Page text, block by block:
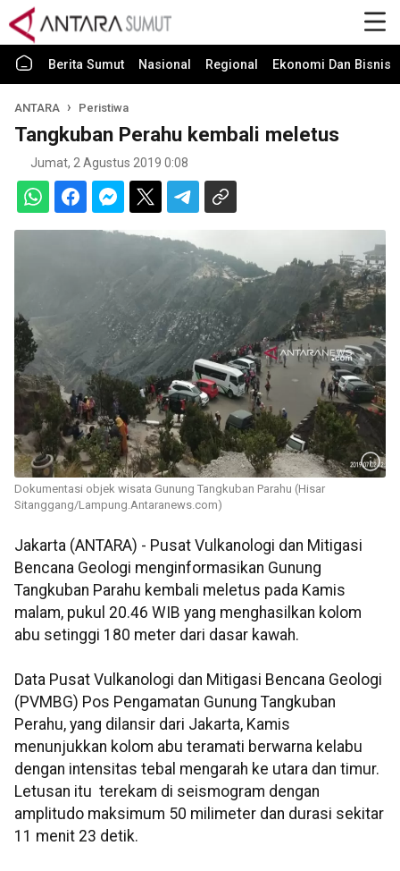
Berita Sumut Nasional Regional Ekonomi Dan Bisnis
ANTARA Peristiwa
Tangkuban Perahu kembali meletus
Jumat, 2 Agustus 2019 0:08
Dokumentasi objek wisata Gunung Tangkuban Parahu (Hisar
Sitanggang/Lampung.Antaranews.com)
Jakarta (ANTARA) - Pusat Vulkanologi dan Mitigasi
Bencana Geologi menginformasikan Gunung
Tangkuban Parahu kembali meletus pada Kamis
malam, pukul 20.46 WIB yang menghasilkan kolom
abu setinggi 180 meter dari dasar kawah.
Data Pusat Vulkanologi dan Mitigasi Bencana Geologi
(PVMBG) Pos Pengamatan Gunung Tangkuban
Perahu, yang dilansir dari Jakarta, Kamis
menunjukkan kolom abu teramati berwarna kelabu
dengan intensitas tebal mengarah ke utara dan timur.
Letusan itu terekam di seismogram dengan
amplitudo maksimum 50 milimeter dan durasi sekitar
11 menit 23 detik.